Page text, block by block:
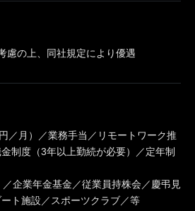
慮の上、同社規定により優遇
／月）／業務手当／リモートワーク推
制度（3年以上勤続が必要）／定年制
企業年金基金／従業員持株会／慶弔見
ト施設／スポーツクラブ／等